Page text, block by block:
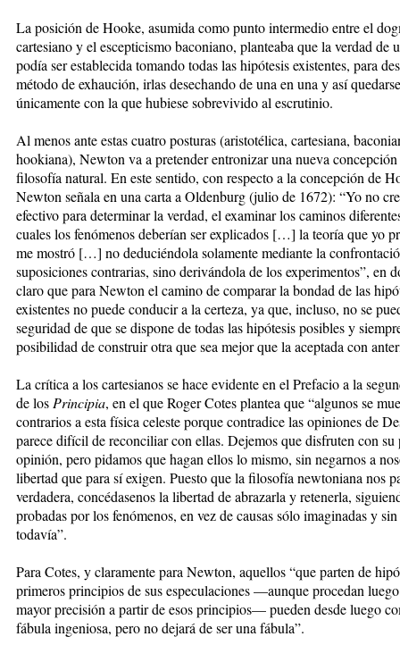
La posición de Hooke, asumida como punto intermedio entre el
cartesiano y el escepticismo baconiano, planteaba que la verdad de
podía ser establecida tomando todas las hipótesis existentes, para
método de exhaución, irlas desechando de una en una y así quedarse
únicamente con la que hubiese sobrevivido al escrutinio.
Al menos ante estas cuatro posturas (aristotélica, cartesiana,
hookiana), Newton va a pretender entronizar una nueva
filosofía natural. En este sentido, con respecto a la concepción de
Newton señala en una carta a Oldenburg (julio de 1672): “Yo no
efectivo para determinar la verdad, el examinar los caminos
cuales los fenómenos deberían ser explicados […] la teoría que yo
me mostró […] no deduciéndola solamente mediante la
suposiciones contrarias, sino derivándola de los experimentos”, en
claro que para Newton el camino de comparar la bondad de las
existentes no puede conducir a la certeza, ya que, incluso, no se
seguridad de que se dispone de todas las hipótesis posibles y
posibilidad de construir otra que sea mejor que la aceptada con
La crítica a los cartesianos se hace evidente en el Prefacio a la
de los Principia, en el que Roger Cotes plantea que “algunos se
contrarios a esta física celeste porque contradice las opiniones de
parece difícil de reconciliar con ellas. Dejemos que disfruten con su
opinión, pero pidamos que hagan ellos lo mismo, sin negarnos a
libertad que para sí exigen. Puesto que la filosofía newtoniana nos
verdadera, concédasenos la libertad de abrazarla y retenerla,
probadas por los fenómenos, en vez de causas sólo imaginadas y
todavía”.
Para Cotes, y claramente para Newton, aquellos “que parten de
primeros principios de sus especulaciones —aunque procedan
mayor precisión a partir de esos principios— pueden desde luego
fábula ingeniosa, pero no dejará de ser una fábula”.